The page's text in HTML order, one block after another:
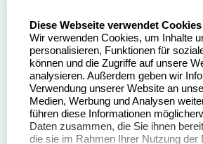
Stempelgestalten.de
Asterlager Straße 97
47228 Duisburg
Deutschland
Über
Alle
Diese Webseite verwendet Cookies
Wir verwenden Cookies, um Inhalte
personalisieren, Funktionen für
können und die Zugriffe auf unsere
analysieren. Außerdem geben wir
Verwendung unserer Website an
Medien, Werbung und Analysen
führen diese Informationen
Daten zusammen, die Sie ihnen
die sie im Rahmen Ihrer Nutzung der